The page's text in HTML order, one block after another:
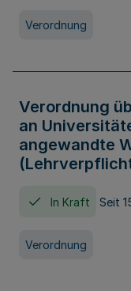
Verordnung
Verordnung
an
angewandte
In Kraft Seit
Verordnung